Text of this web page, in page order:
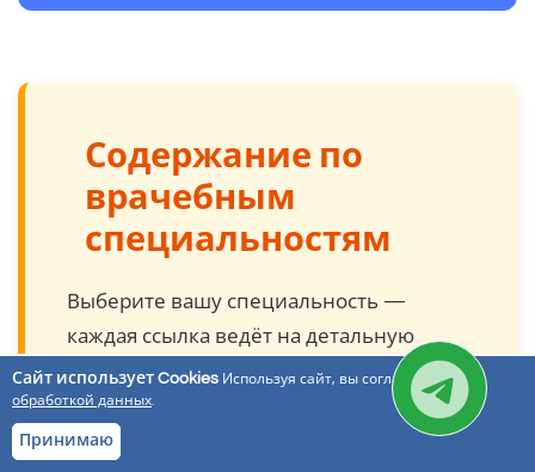
Содержание по
врачебным
специальностям
Выберите вашу специальность —
каждая ссылка ведёт на детальную
страницу с инструкцией по
восстановлению стажа и аккредитации.
Сайт использует Cookies Используя сайт, вы соглашаетесь с
обработкой данных.
Принимаю